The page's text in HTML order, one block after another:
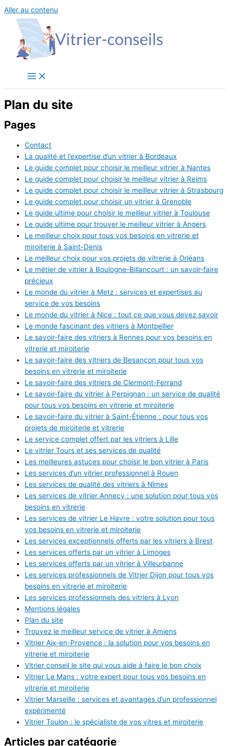
Aller au contenu
Plan du site
Pages
Contact
La qualité et l’expertise d’un vitrier à Bordeaux
Le guide complet pour choisir le meilleur vitrier à Nantes
Le guide complet pour choisir le meilleur vitrier à Reims
Le guide complet pour choisir le meilleur vitrier à Strasbourg
Le guide complet pour choisir un vitrier à Grenoble
Le guide ultime pour choisir le meilleur vitrier à Toulouse
Le guide ultime pour trouver le meilleur vitrier à Angers
Le meilleur choix pour tous vos besoins en vitrerie et
miroiterie à Saint-Denis
Le meilleur choix pour vos projets de vitrerie à Orléans
Le métier de vitrier à Boulogne-Billancourt : un savoir-faire
précieux
Le monde du vitrier à Metz : services et expertises au
service de vos besoins
Le monde du vitrier à Nice : tout ce que vous devez savoir
Le monde fascinant des vitriers à Montpellier
Le savoir-faire des vitriers à Rennes pour vos besoins en
vitrerie et miroiterie
Le savoir-faire des vitriers de Besançon pour tous vos
besoins en vitrerie et miroiterie
Le savoir-faire des vitriers de Clermont-Ferrand
Le savoir-faire du vitrier à Perpignan : un service de qualité
pour tous vos besoins en vitrerie et miroiterie
Le savoir-faire du vitrier à Saint-Étienne : pour tous vos
projets de miroiterie et vitrerie
Le service complet offert par les vitriers à Lille
Le vitrier Tours et ses services de qualité
Les meilleures astuces pour choisir le bon vitrier à Paris
Les services d’un vitrier professionnel à Rouen
Les services de qualité des vitriers à Nîmes
Les services de vitrier Annecy : une solution pour tous vos
besoins en vitrerie
Les services de vitrier Le Havre : votre solution pour tous
vos besoins en vitrerie et miroiterie
Les services exceptionnels offerts par les vitriers à Brest
Les services offerts par un vitrier à Limoges
Les services offerts par un vitrier à Villeurbanne
Les services professionnels de Vitrier Dijon pour tous vos
besoins en vitrerie et miroiterie
Les services professionnels des vitriers à Lyon
Mentions légales
Plan du site
Trouvez le meilleur service de vitrier à Amiens
Vitrier Aix-en-Provence : la solution pour vos besoins en
vitrerie et miroiterie
Vitrier conseil le site qui vous aide à faire le bon choix
Vitrier Le Mans : votre expert pour tous vos besoins en
vitrerie et miroiterie
Vitrier Marseille : services et avantages d’un professionnel
expérimenté
Vitrier Toulon : le spécialiste de vos vitres et miroiterie
Articles par catégorie